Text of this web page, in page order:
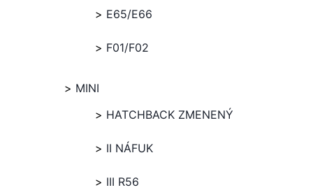
E65/E66
F01/F02
MINI
HATCHBACK ZMENENÝ
II NÁFUK
III R56